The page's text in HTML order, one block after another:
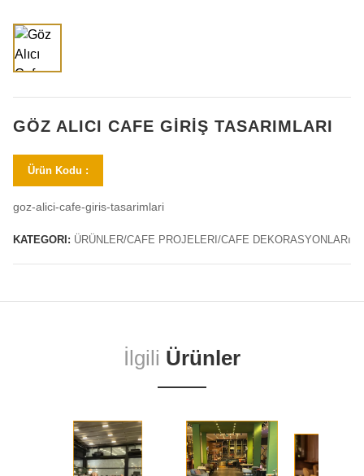
GÖZ ALICI CAFE GIRIŞ TASARIMLARI
Ürün Kodu :
goz-alici-cafe-giris-tasarimlari
KATEGORI: ÜRÜNLER/CAFE PROJELERI/CAFE DEKORASYONLARı
İlgili Ürünler